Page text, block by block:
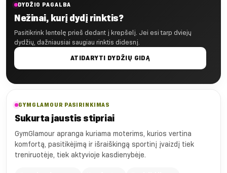
DYDŽIO PAGALBA
Nežinai, kurį dydį rinktis?
Pasitikrink lentelę prieš dedant į krepšelį. Jei esi tarp dviejų
dydžių, dažniausiai saugiau rinktis didesnį.
ATIDARYTI DYDŽIŲ GIDĄ
GYMGLAMOUR PASIRINKIMAS
Sukurta jaustis stipriai
GymGlamour apranga kuriama moterims, kurios vertina
komfortą, pasitikėjimą ir išraiškingą sportinį įvaizdį tiek
treniruotėje, tiek aktyvioje kasdienybėje.